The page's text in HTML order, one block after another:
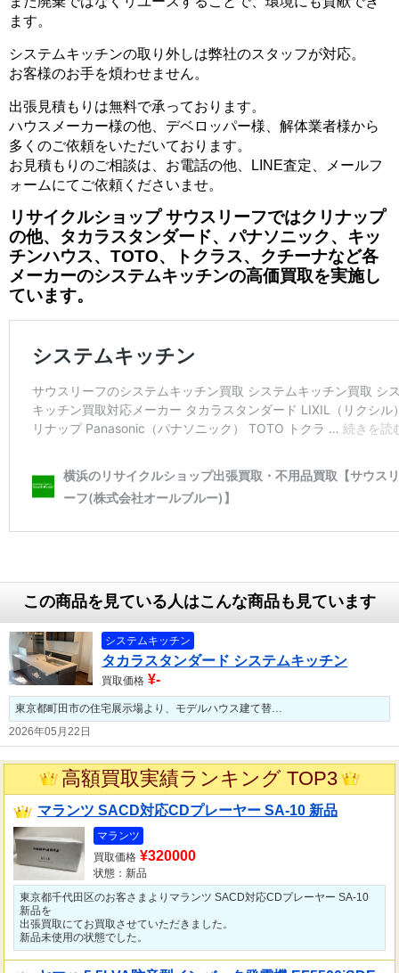
ます。
システムキッチンの取り外しは弊社のスタッフが対応。
お客様のお手を煩わせません。
出張見積もりは無料で承っております。
ハウスメーカー様の他、デベロッパー様、解体業者様から
多くのご依頼をいただいております。
お見積もりのご相談は、お電話の他、LINE査定、メールフ
ォームにてご依頼くださいませ。
リサイクルショップ サウスリーフではクリナップ
の他、タカラスタンダード、パナソニック、キッ
チンハウス、TOTO、トクラス、クチーナなど各
メーカーのシステムキッチンの高価買取を実施し
ています。
この商品を見ている人はこんな商品も見ています
システムキッチン
タカラスタンダード システムキッチン
買取価格 ¥-
東京都町田市の住宅展示場より、モデルハウス建て替…
2026年05月22日
高額買取実績ランキング TOP3
マランツ SACD対応CDプレーヤー SA-10 新品
マランツ
買取価格 ¥320000
状態：新品
東京都千代田区のお客さまよりマランツ SACD対応CDプレーヤー SA-10
新品を
出張買取にてお買取させていただきました。
新品未使用の状態でした。